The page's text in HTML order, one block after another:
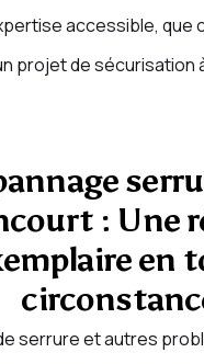
accessible, que
projet de sécurisation
: Une
en
serrure et autres